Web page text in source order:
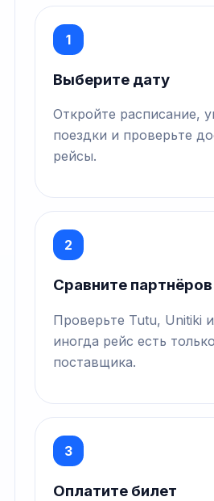
1
Выберите дату
Откройте расписание,
поездки и проверьте
рейсы.
2
Сравните партнёров
Проверьте Tutu, Unitiki
иногда рейс есть
поставщика.
3
Оплатите билет